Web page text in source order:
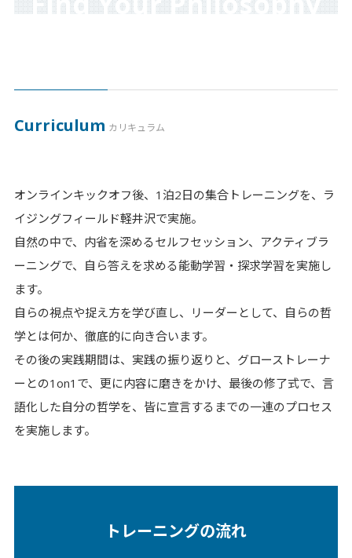
Curriculum カリキュラム
オンラインキックオフ後、1泊2日の集合トレーニングを、ラ
イジングフィールド軽井沢で実施。
自然の中で、内省を深めるセルフセッション、アクティブラ
ーニングで、自ら答えを求める能動学習・探求学習を実施し
ます。
自らの視点や捉え方を学び直し、リーダーとして、自らの哲
学とは何か、徹底的に向き合います。
その後の実践期間は、実践の振り返りと、グローストレーナ
ーとの1on1で、更に内容に磨きをかけ、最後の修了式で、言
語化した自分の哲学を、皆に宣言するまでの一連のプロセス
を実施します。
トレーニングの流れ